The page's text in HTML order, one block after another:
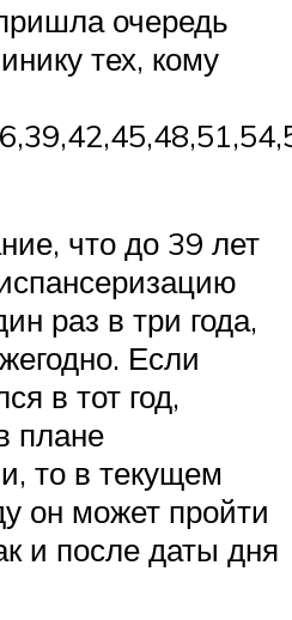
очередь
тех, кому
что до 39 лет
раз в три года,
Если
в тот год,
плане
то в текущем
он может пройти
и после даты дня